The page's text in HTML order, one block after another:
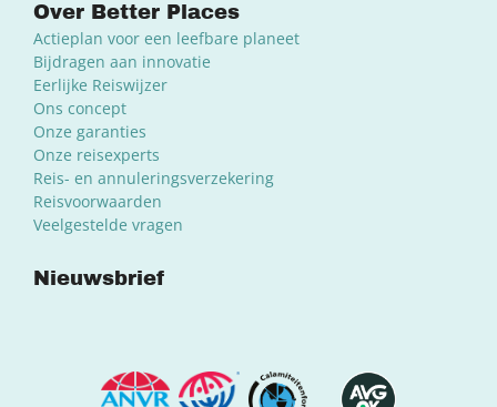
Over Better Places
Actieplan voor een leefbare planeet
Bijdragen aan innovatie
Eerlijke Reiswijzer
Ons concept
Onze garanties
Onze reisexperts
Reis- en annuleringsverzekering
Reisvoorwaarden
Veelgestelde vragen
Nieuwsbrief